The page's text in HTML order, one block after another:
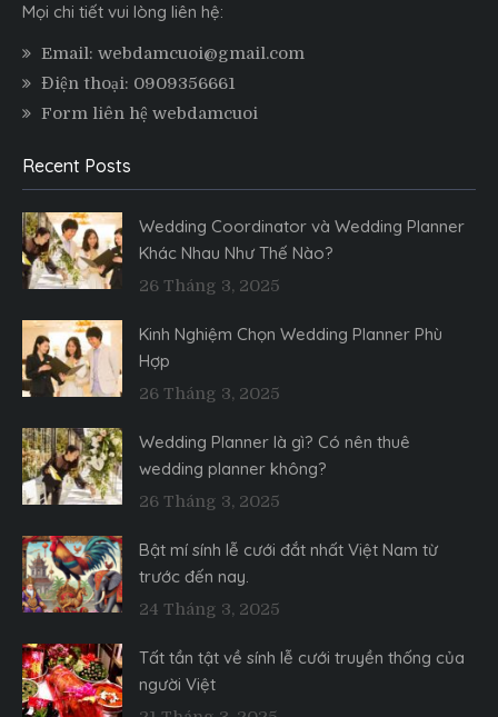
Mọi chi tiết vui lòng liên hệ:
Email: webdamcuoi@gmail.com
Điện thoại: 0909356661
Form liên hệ webdamcuoi
Recent Posts
Wedding Coordinator và Wedding Planner
Khác Nhau Như Thế Nào?
26 Tháng 3, 2025
Kinh Nghiệm Chọn Wedding Planner Phù
Hợp
26 Tháng 3, 2025
Wedding Planner là gì? Có nên thuê
wedding planner không?
26 Tháng 3, 2025
Bật mí sính lễ cưới đắt nhất Việt Nam từ
trước đến nay.
24 Tháng 3, 2025
Tất tần tật về sính lễ cưới truyền thống của
người Việt